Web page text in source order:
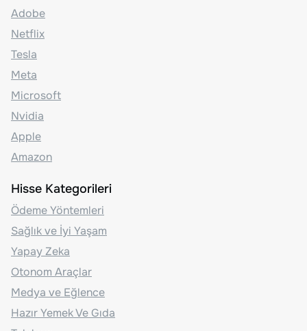
Adobe
Netflix
Tesla
Meta
Microsoft
Nvidia
Apple
Amazon
Hisse Kategorileri
Ödeme Yöntemleri
Sağlık ve İyi Yaşam
Yapay Zeka
Otonom Araçlar
Medya ve Eğlence
Hazır Yemek Ve Gıda